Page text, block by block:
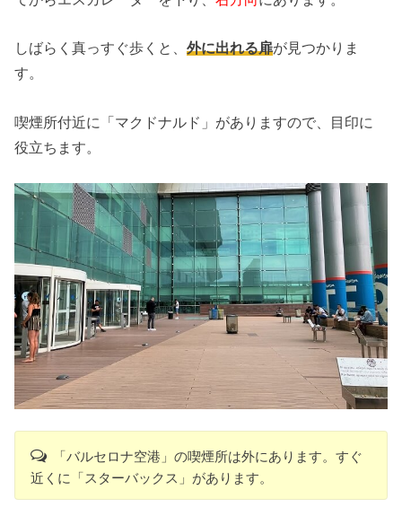
しばらく真っすぐ歩くと、外に出れる扉が見つかりま
す。
喫煙所付近に「マクドナルド」がありますので、目印に
役立ちます。
「バルセロナ空港」の喫煙所は外にあります。すぐ
近くに「スターバックス」があります。